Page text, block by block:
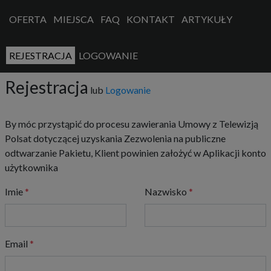
OFERTA MIEJSCA FAQ KONTAKT ARTYKUŁY
REJESTRACJA LOGOWANIE
Rejestracja lub Logowanie
By móc przystąpić do procesu zawierania Umowy z Telewizją
Polsat dotyczącej uzyskania Zezwolenia na publiczne
odtwarzanie Pakietu, Klient powinien założyć w Aplikacji konto
użytkownika
Imie Nazwisko
Email